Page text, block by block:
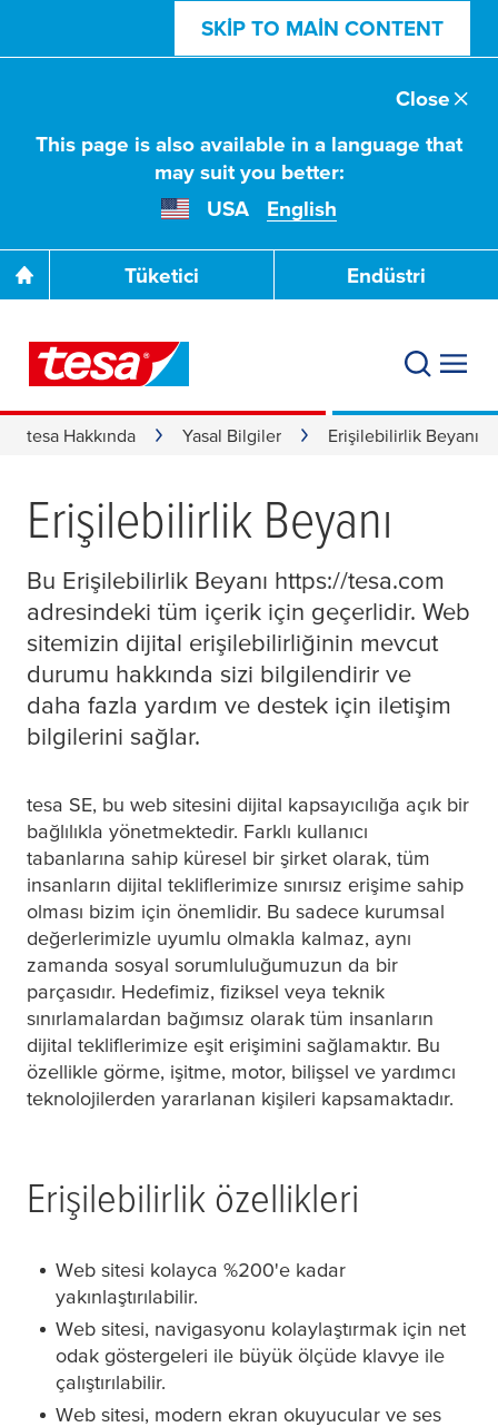
SKIP TO MAIN CONTENT
This page is also available in a language that
may suit you better:
USA
English
Close
Tüketici Endüstri
tesa Hakkında Yasal Bilgiler Erişilebilirlik Beyanı
Erişilebilirlik Beyanı
Bu Erişilebilirlik Beyanı https://tesa.com
adresindeki tüm içerik için geçerlidir. Web
sitemizin dijital erişilebilirliğinin mevcut
durumu hakkında sizi bilgilendirir ve
daha fazla yardım ve destek için iletişim
bilgilerini sağlar.
tesa SE, bu web sitesini dijital kapsayıcılığa açık bir
bağlılıkla yönetmektedir. Farklı kullanıcı
tabanlarına sahip küresel bir şirket olarak, tüm
insanların dijital tekliflerimize sınırsız erişime sahip
olması bizim için önemlidir. Bu sadece kurumsal
değerlerimizle uyumlu olmakla kalmaz, aynı
zamanda sosyal sorumluluğumuzun da bir
parçasıdır. Hedefimiz, fiziksel veya teknik
sınırlamalardan bağımsız olarak tüm insanların
dijital tekliflerimize eşit erişimini sağlamaktır. Bu
özellikle görme, işitme, motor, bilişsel ve yardımcı
teknolojilerden yararlanan kişileri kapsamaktadır.
Erişilebilirlik özellikleri
Web sitesi kolayca %200'e kadar
yakınlaştırılabilir.
Web sitesi, navigasyonu kolaylaştırmak için net
odak göstergeleri ile büyük ölçüde klavye ile
çalıştırılabilir.
Web sitesi, modern ekran okuyucular ve ses